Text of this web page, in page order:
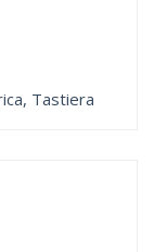
Tastiera